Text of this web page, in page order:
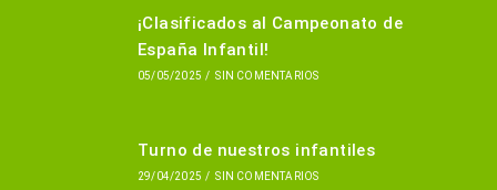
¡Clasificados al Campeonato de
España Infantil!
05/05/2025 / SIN COMENTARIOS
Turno de nuestros infantiles
29/04/2025 / SIN COMENTARIOS